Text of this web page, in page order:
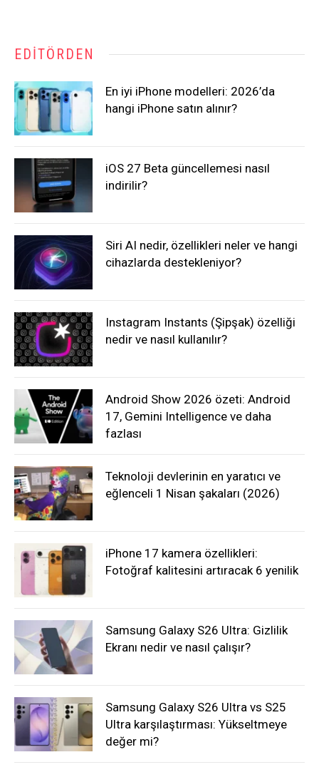
EDITÖRDEN
En iyi iPhone modelleri: 2026’da
hangi iPhone satın alınır?
iOS 27 Beta güncellemesi nasıl
indirilir?
Siri AI nedir, özellikleri neler ve hangi
cihazlarda destekleniyor?
Instagram Instants (Şipşak) özelliği
nedir ve nasıl kullanılır?
Android Show 2026 özeti: Android
17, Gemini Intelligence ve daha
fazlası
Teknoloji devlerinin en yaratıcı ve
eğlenceli 1 Nisan şakaları (2026)
iPhone 17 kamera özellikleri:
Fotoğraf kalitesini artıracak 6 yenilik
Samsung Galaxy S26 Ultra: Gizlilik
Ekranı nedir ve nasıl çalışır?
Samsung Galaxy S26 Ultra vs S25
Ultra karşılaştırması: Yükseltmeye
değer mi?